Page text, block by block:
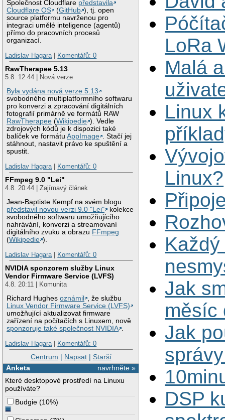
Společnost Cloudflare představila
Cloudflare OS
(GitHub ), tj. open
source platformu navrženou pro
integraci umělé inteligence (agentů)
přímo do pracovních procesů
organizací.
Ladislav Hagara| Komentářů: 0
RawTherapee 5.13
5.8. 12:44 | Nová verze
Byla vydána nová verze 5.13
svobodného multiplatformního softwaru
pro konverzi a zpracování digitálních
fotografií primárně ve formátů RAW
RawTherapee (Wikipedie ). Vedle
zdrojových kódů je k dispozici také
balíček ve formátuAppImage . Stačí jej
stáhnout, nastavit právo ke spuštění a
spustit.
Ladislav Hagara| Komentářů: 0
FFmpeg 9.0 "Lei"
4.8. 20:44 | Zajímavý článek
Jean-Baptiste Kempf na svém blogu
představil novou verzi 9.0 "Lei"
kolekce
svobodného softwaru umožňujícího
nahrávání, konverzi a streamovaní
digitálního zvuku a obrazu FFmpeg
(Wikipedie ).
Ladislav Hagara| Komentářů: 0
NVIDIA sponzorem služby Linux
Vendor Firmware Service (LVFS)
4.8. 20:11 | Komunita
Richard Hughesoznámil
, že službu
Linux Vendor Firmware Service (LVFS)
umožňující aktualizovat firmware
zařízení na počítačích s Linuxem, nově
sponzoruje také společnost NVIDIA .
Ladislav Hagara| Komentářů: 0
Centrum | Napsat| Starší
navrhněte »
Anketa
Které desktopové prostředí na Linuxu
používáte?
Budgie (10%)
LoRa
Malá
Linux
Linux?
Jak
měsíc
Jak
DSP